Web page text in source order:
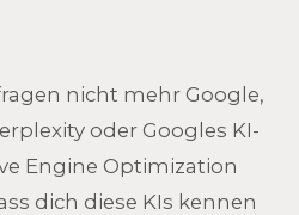
nicht mehr Google,
oder Googles KI-
Engine Optimization
dich diese KIs kennen